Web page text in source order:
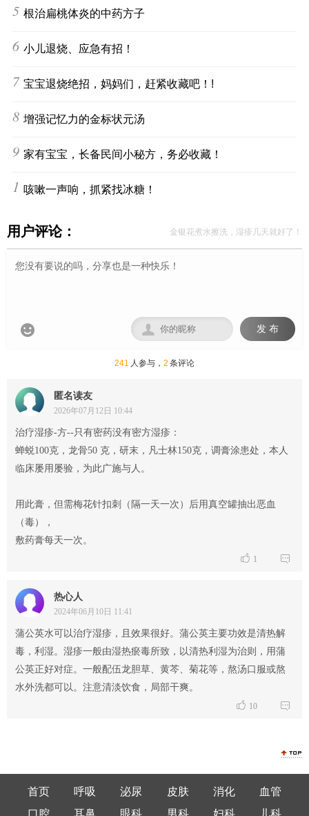
5 根治扁桃体炎的中药方子
6 小儿退烧、应急有招！
7 宝宝退烧绝招，妈妈们，赶紧收藏吧！!
8 增强记忆力的金标状元汤
9 家有宝宝，长备民间小秘方，务必收藏！
10咳嗽一声响，抓紧找冰糖！
用户评论： 金银花煮水擦洗，湿疹几天就好了！
 发 布

241 人参与， 2 条评论
匿名读友
2026年07月12日 10:44
治疗湿疹-方--只有密药没有密方湿疹：
蝉蜕100克，龙骨50 克，研末，凡士林150克，调膏涂患处，本人
临床屡用屡验，为此广施与人。
用此膏，但需梅花针扣刺（隔一天一次）后用真空罐抽出恶血
（毒），
敷药膏每天一次。
 1 
热心人
2024年06月10日 11:41
蒲公英水可以治疗湿疹，且效果很好。蒲公英主要功效是清热解
毒，利湿。湿疹一般由湿热瘀毒所致，以清热利湿为治则，用蒲
公英正好对症。一般配伍龙胆草、黄芩、菊花等，熬汤口服或熬
水外洗都可以。注意清淡饮食，局部干爽。
 10 
首页 呼吸 泌尿 皮肤 消化
血管
口腔
耳鼻 眼科 男科 妇科 儿科